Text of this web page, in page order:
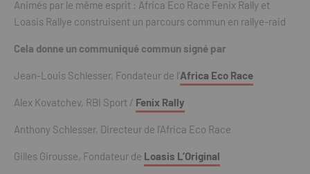
Animés par le même esprit : Africa Eco Race Fenix Rally et
Loasis Rallye construisent un parcours commun en rallye-raid
Cela donne un communiqué commun signé par
Jean-Louis Schlesser, Fondateur de l’Africa Eco Race
Alex Kovatchev, RBI Sport / Fenix Rally
Anthony Schlesser, Directeur de l’Africa Eco Race
Gilles Girousse, Fondateur de Loasis L’Original